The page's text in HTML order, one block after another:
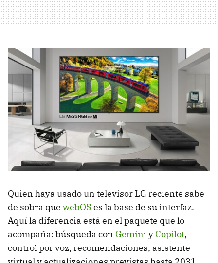
Quien haya usado un televisor LG reciente sabe
de sobra que webOS es la base de su interfaz.
Aquí la diferencia está en el paquete que lo
acompaña: búsqueda con Gemini y Copilot,
control por voz, recomendaciones, asistente